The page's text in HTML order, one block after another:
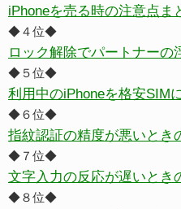
iPhoneを売る時の注意点ま
◆４位◆
ロック解除でパートナーの
◆５位◆
利用中のiPhoneを格安SIM
◆６位◆
指紋認証の精度が悪いとき
◆７位◆
文字入力の反応が遅いとき
◆８位◆